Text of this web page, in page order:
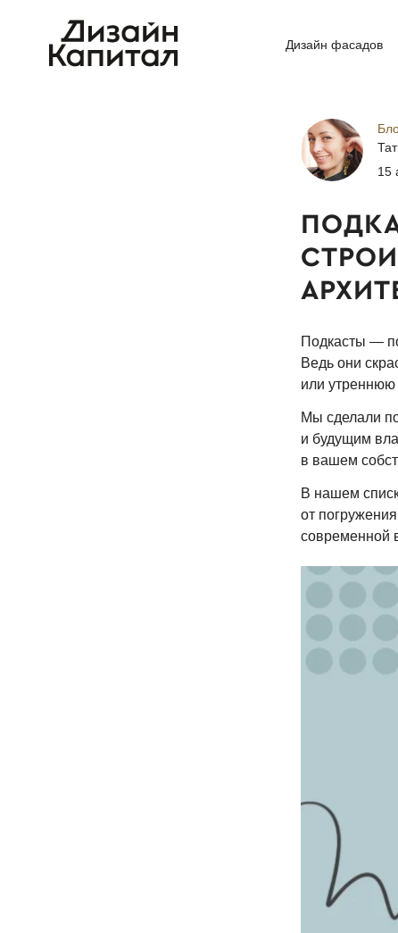
Дизайн фасадов
15
Подкасты —
Ведь они
или утреннюю
Мы сделали
и будущим
в вашем
В нашем
от
современной